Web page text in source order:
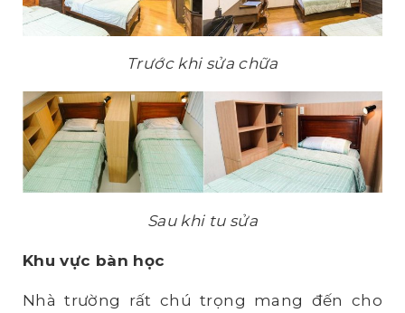
Trước khi sửa chữa
Sau khi tu sửa
Khu vực bàn học
Nhà trường rất chú trọng mang đến cho